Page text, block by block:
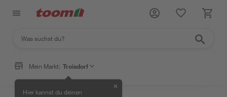
Mein Markt: Troisdorf
Hier kannst du deinen
✕